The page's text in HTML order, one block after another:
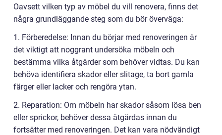
Oavsett vilken typ av möbel du vill renovera, finns det
några grundläggande steg som du bör överväga:
1. Förberedelse: Innan du börjar med renoveringen är
det viktigt att noggrant undersöka möbeln och
bestämma vilka åtgärder som behöver vidtas. Du kan
behöva identifiera skador eller slitage, ta bort gamla
färger eller lacker och rengöra ytan.
2. Reparation: Om möbeln har skador såsom lösa ben
eller sprickor, behöver dessa åtgärdas innan du
fortsätter med renoveringen. Det kan vara nödvändigt